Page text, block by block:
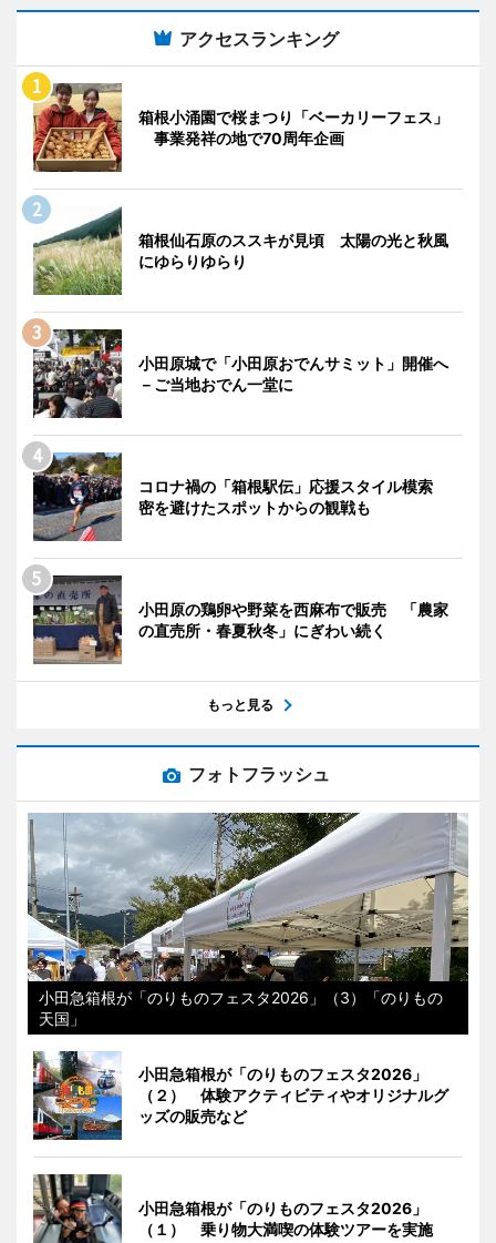
アクセスランキング
箱根小涌園で桜まつり「ベーカリーフェス」
事業発祥の地で70周年企画
箱根仙石原のススキが見頃 太陽の光と秋風
にゆらりゆらり
小田原城で「小田原おでんサミット」開催へ
－ご当地おでん一堂に
コロナ禍の「箱根駅伝」応援スタイル模索
密を避けたスポットからの観戦も
小田原の鶏卵や野菜を西麻布で販売 「農家
の直売所・春夏秋冬」にぎわい続く
もっと見る
フォトフラッシュ
小田急箱根が「のりものフェスタ2026」（3）「のりもの
天国」
小田急箱根が「のりものフェスタ2026」
（２） 体験アクティビティやオリジナルグ
ッズの販売など
小田急箱根が「のりものフェスタ2026」
（１） 乗り物大満喫の体験ツアーを実施